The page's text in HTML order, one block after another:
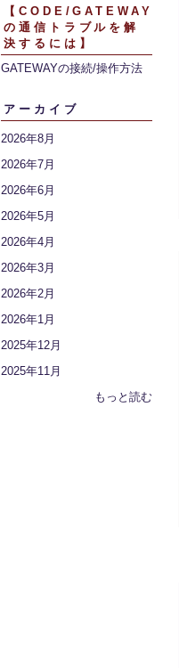
【CODE/GATEWAY
の通信トラブルを解
決するには】
GATEWAYの接続/操作方法
アーカイブ
2026年8月
2026年7月
2026年6月
2026年5月
2026年4月
2026年3月
2026年2月
2026年1月
2025年12月
2025年11月
もっと読む